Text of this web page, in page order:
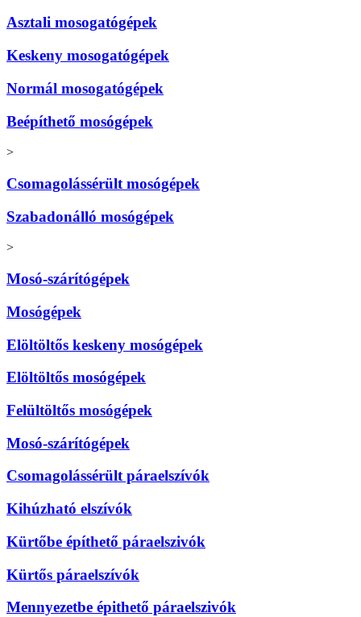
Asztali mosogatógépek
Keskeny mosogatógépek
Normál mosogatógépek
Beépíthető mosógépek
>
Csomagolássérült mosógépek
Szabadonálló mosógépek
>
Mosó-szárítógépek
Mosógépek
Elöltöltős keskeny mosógépek
Elöltöltős mosógépek
Felültöltős mosógépek
Mosó-szárítógépek
Csomagolássérült páraelszívók
Kihúzható elszívók
Kürtőbe építhető páraelszivók
Kürtős páraelszívók
Mennyezetbe épithető páraelszivók